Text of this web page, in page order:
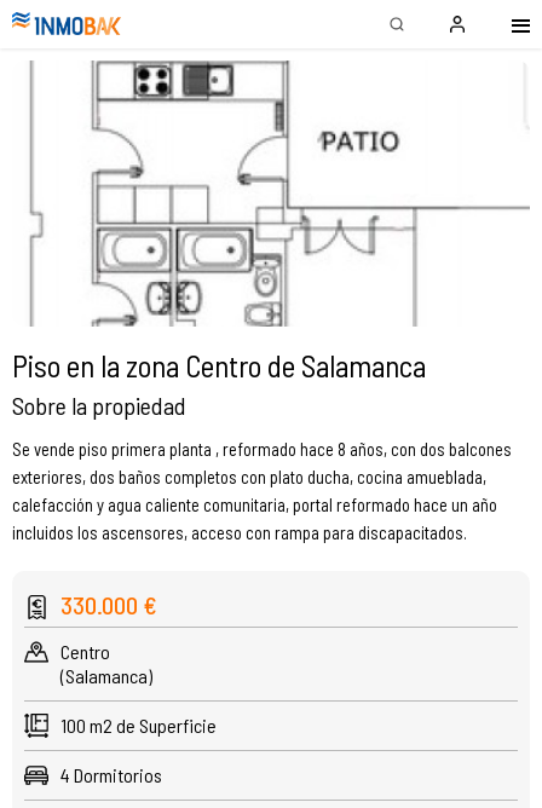
Piso en la zona Centro de Salamanca
Sobre la propiedad
Se vende piso primera planta , reformado hace 8 años, con dos balcones
exteriores, dos baños completos con plato ducha, cocina amueblada,
calefacción y agua caliente comunitaria, portal reformado hace un año
incluidos los ascensores, acceso con rampa para discapacitados.
330.000 €
Centro
(Salamanca)
100 m2 de Superficie
4 Dormitorios